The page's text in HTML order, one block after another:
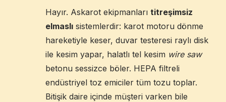
Hayır. Askarot ekipmanları titreşimsiz
elmaslı sistemlerdir: karot motoru dönme
hareketiyle keser, duvar testeresi raylı disk
ile kesim yapar, halatlı tel kesim wire saw
betonu sessizce böler. HEPA filtreli
endüstriyel toz emiciler tüm tozu toplar.
Bitişik daire içinde müşteri varken bile